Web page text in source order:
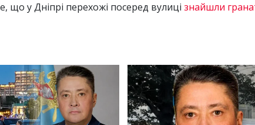
у Дніпрі перехожі посеред вулиці знайшли